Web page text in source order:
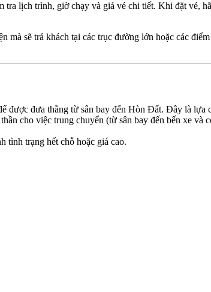
tra lịch trình, giờ chạy và giá vé chi tiết. Khi đặt vé,
sẽ trả khách tại các trục đường lớn hoặc các
được đưa thẳng từ sân bay đến Hòn Đất. Đây là lựa
cho việc trung chuyển (từ sân bay đến bến xe và
tình trạng hết chỗ hoặc giá cao.